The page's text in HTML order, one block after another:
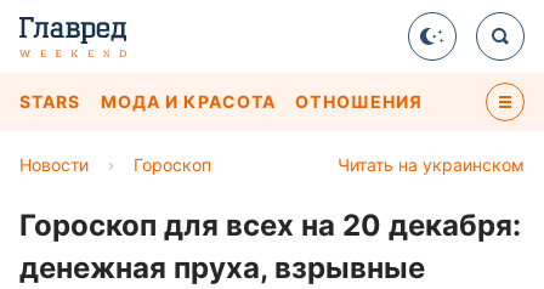
STARS МОДА И КРАСОТА ОТНОШЕНИЯ
Читать на украинском
Новости › Гороскоп
Гороскоп для всех на 20 декабря:
денежная пруха, взрывные